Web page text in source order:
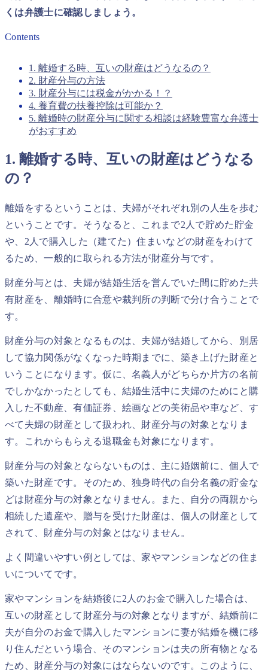
くは弁護士に確認しましょう。
Contents
1. 離婚する時、互いの財産はどうなるの？
2. 財産分与の方法
3. 財産分与には税金がかかる！？
4. 養育費の扶養控除は可能か？
5. 離婚時の財産分与に関する相談は経験豊富な弁護士
がおすすめ
1. 離婚する時、互いの財産はどうなる
の？
離婚をするということは、夫婦がそれぞれ別の人生を歩む
ということです。そうなると、これまで2人で貯めた貯金
や、2人で購入した（建てた）住まいなどの財産をわけて
るため、一般的に取られる方法が財産分与です。
財産分与とは、夫婦が結婚生活を営んでいた間に貯めた共
有財産を、離婚時に合意や裁判所の判断で分け合うことで
す。
財産分与の対象となるものは、夫婦が結婚してから、別居
して協力関係がなくなった時期までに、築き上げた財産と
いうことになります。仮に、名義人がどちらか片方の名前
でしかなかったとしても、結婚生活中に夫婦のためにと購
入した不動産、有価証券、絵画などの美術品や車など、す
べて夫婦の財産として扱われ、財産分与の対象となりま
す。これからもらえる退職金も対象になります。
財産分与の対象とならないものは、主に婚姻前に、個人で
築いた財産です。そのため、独身時代の自分名義の貯金な
どは財産分与の対象となりません。また、自分の両親から
相続した遺産や、贈与を受けた財産は、個人の財産として
されて、財産分与の対象とはなりません。
よく間違いやすい例としては、家やマンションなどの住ま
いについてです。
家やマンションを結婚後に2人のお金で購入した場合は、
互いの財産として財産分与の対象となりますが、結婚前に
夫が自分のお金で購入したマンションに妻が結婚を機に移
り住んだという場合、そのマンションは夫の所有物となる
ため、財産分与の対象にはならないのです。このように、